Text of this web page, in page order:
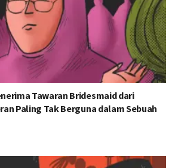
Tawaran Bridesmaid dari
Paling Tak Berguna dalam Sebuah